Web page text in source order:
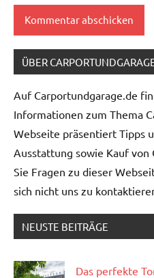
ÜBER
Auf Carportundgarage.de
Informationen zum Thema
Webseite präsentiert Tipps
Ausstattung sowie Kauf von
Sie Fragen zu dieser
sich nicht uns zu
NEUSTE BEITRÄGE
Das perfekte